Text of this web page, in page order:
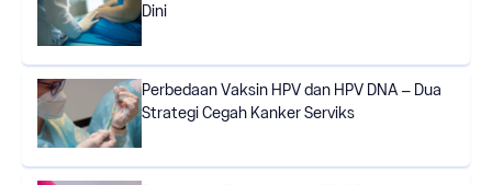
Dini
Perbedaan Vaksin HPV dan HPV DNA – Dua
Strategi Cegah Kanker Serviks